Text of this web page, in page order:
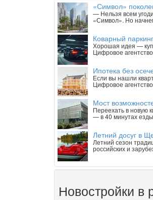
«Символ»
— Нельзя всем
«Символ». Но
Коварный
Хорошая идея —
Цифровое
Ипотека без
Если вы нашли
Цифровое
Мост
Переехать в новую
— в 40 минутах
Летний досуг в
Летний сезон
российских и
Новостройки в